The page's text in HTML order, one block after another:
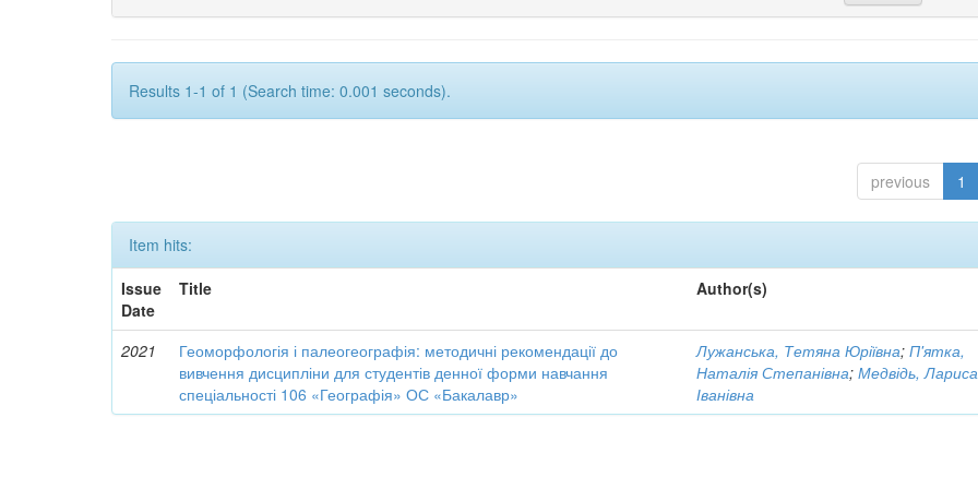
Results 1-1 of 1 (Search time: 0.001 seconds).
previous 1
Item hits:
Issue
Date
Title Author(s)
2021
Геоморфологія і палеогеографія: методичні рекомендації до
вивчення дисципліни для студентів денної форми навчання
спеціальності 106 «Географія» ОС «Бакалавр»
Лужанська, Тетяна Юріївна;П'ятка,
Наталія Степанівна;Медвідь, Лариса
Іванівна